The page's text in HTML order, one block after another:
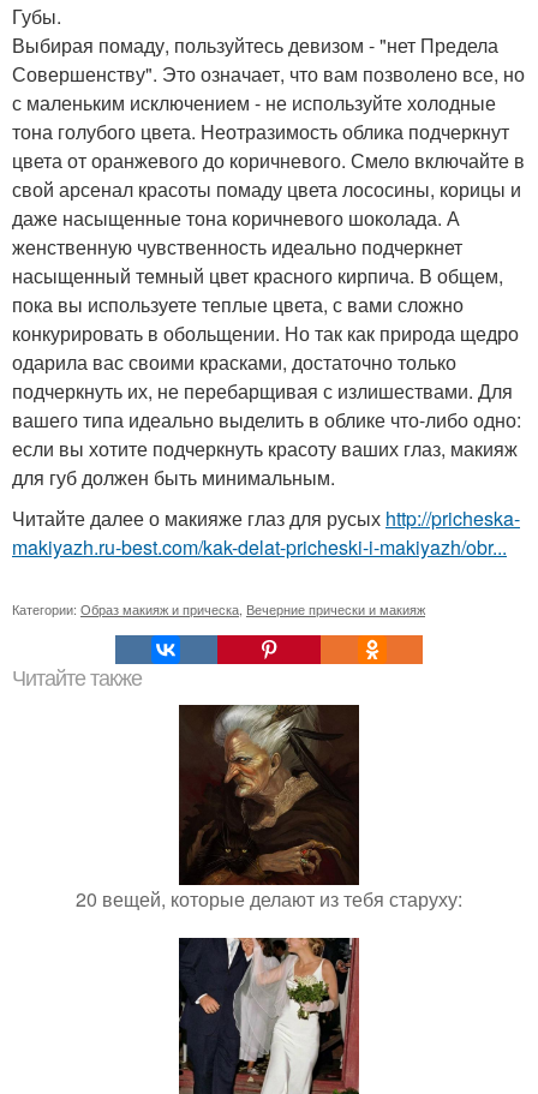
Губы.
Выбирая помаду, пользуйтесь девизом - "нет Предела
Совершенству". Это означает, что вам позволено все, но
с маленьким исключением - не используйте холодные
тона голубого цвета. Неотразимость облика подчеркнут
цвета от оранжевого до коричневого. Смело включайте в
свой арсенал красоты помаду цвета лососины, корицы и
даже насыщенные тона коричневого шоколада. А
женственную чувственность идеально подчеркнет
насыщенный темный цвет красного кирпича. В общем,
пока вы используете теплые цвета, с вами сложно
конкурировать в обольщении. Но так как природа щедро
одарила вас своими красками, достаточно только
подчеркнуть их, не перебарщивая с излишествами. Для
вашего типа идеально выделить в облике что-либо одно:
если вы хотите подчеркнуть красоту ваших глаз, макияж
для губ должен быть минимальным.
Читайте далее о макияже глаз для русых http://pricheska-
makiyazh.ru-best.com/kak-delat-pricheski-i-makiyazh/obr...
Категории: Образ макияж и прическа Вечерние прически и макияж
Читайте также
20 вещей, которые делают из тебя старуху: